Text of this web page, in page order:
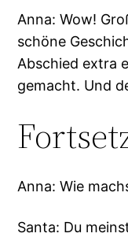
Anna: Wow!
schöne
Abschied extra
gemacht. Und
Anna: Wie
Santa: Du